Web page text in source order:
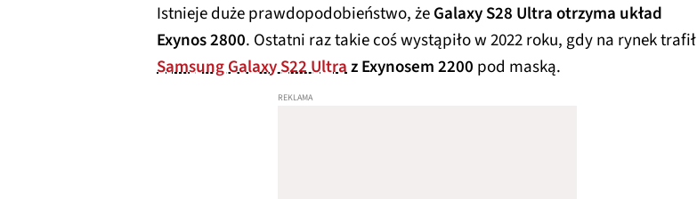
Istnieje duże prawdopodobieństwo, żeGalaxy S28 Ultra otrzyma układ
Exynos 2800. Ostatni raz takie coś wystąpiło w 2022 roku, gdy na rynek trafił
Samsung Galaxy S22 Ultraz Exynosem 2200 pod maską.